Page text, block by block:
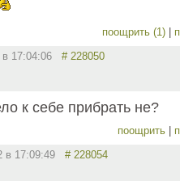
поощрить (1)
в 17:04:06 # 228050
к себе прибрать не?
поощрить
в 17:09:49 # 228054